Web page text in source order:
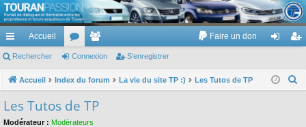
TouranPassion
Le forum des propriétaires ou futurs acquéreurs du Volkswagen Touran
cc
ès
pi
Accueil
or
u
e
m
Faire un don
ne nr
Rechercher Connexion S’enregistrer
Accueil Index du forum La vie du site TP :) Les Tutos de TP
Les Tutos de TP
Modérateur : Modérateurs